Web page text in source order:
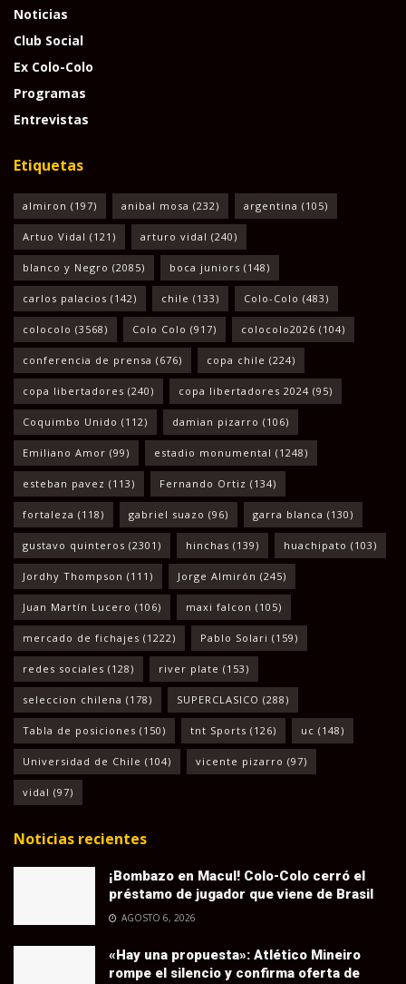
Noticias
Club Social
Ex Colo-Colo
Programas
Entrevistas
Etiquetas
almiron (197) anibal mosa (232) argentina (105)
Artuo Vidal (121) arturo vidal (240)
blanco y Negro (2085) boca juniors (148)
carlos palacios (142) chile (133) Colo-Colo (483)
colocolo (3568) Colo Colo (917) colocolo2026 (104)
conferencia de prensa (676) copa chile (224)
copa libertadores (240) copa libertadores 2024 (95)
Coquimbo Unido (112) damian pizarro (106)
Emiliano Amor (99) estadio monumental (1248)
esteban pavez (113) Fernando Ortiz (134)
fortaleza (118) gabriel suazo (96) garra blanca (130)
gustavo quinteros (2301) hinchas (139) huachipato (103)
Jordhy Thompson (111) Jorge Almirón (245)
Juan Martín Lucero (106) maxi falcon (105)
mercado de fichajes (1222) Pablo Solari (159)
redes sociales (128) river plate (153)
seleccion chilena (178) SUPERCLASICO (288)
Tabla de posiciones (150) tnt Sports (126) uc (148)
Universidad de Chile (104) vicente pizarro (97)
vidal (97)
Noticias recientes
¡Bombazo en Macul! Colo-Colo cerró el
préstamo de jugador que viene de Brasil
AGOSTO 6, 2026
«Hay una propuesta»: Atlético Mineiro
rompe el silencio y confirma oferta de